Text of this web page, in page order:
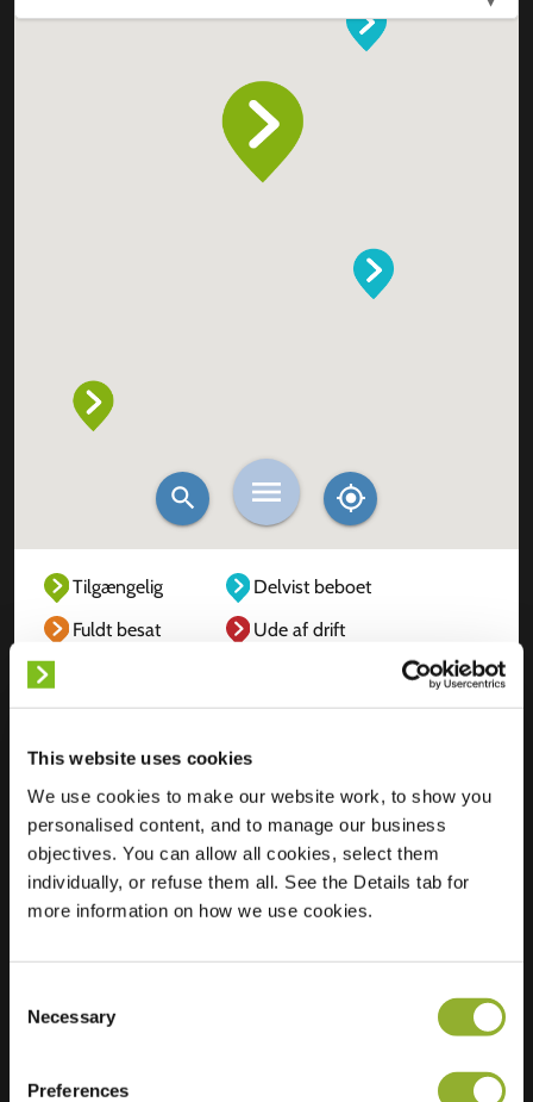
This website uses cookies
We use cookies to make our website work, to show you
personalised content, and to manage our business
objectives. You can allow all cookies, select them
individually, or refuse them all. See the Details tab for
more information on how we use cookies.
Selection
Necessary
Preferences
Tilgængelig
Delvist beboet
Fuldt besat
Ude af drift
Beliggenhed
Prins Willem-
Alexandersingel 67
Regular Charging